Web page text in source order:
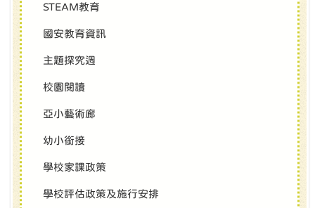
STEAM教育
國安教育資訊
主題探究週
校園閱讀
亞小藝術廊
幼小銜接
學校家課政策
學校評估政策及施行安排